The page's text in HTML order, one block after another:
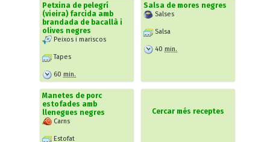
Petxina de pelegrí
(vieira) farcida amb
brandada de bacallà i
olives negres
Peixos i mariscos
Tapes
60 min.
Salsa de mores negres
Salses
Salsa
40 min.
Manetes de porc
estofades amb
llenegues negres
Carns
Estofat
Cercar més receptes